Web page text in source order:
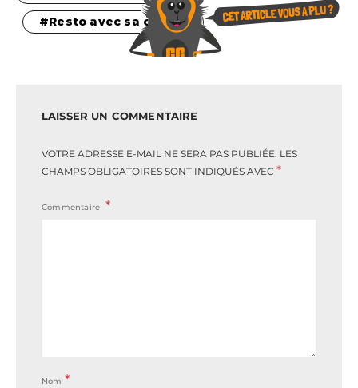
Resto avec sa copine
LAISSER UN COMMENTAIRE
VOTRE ADRESSE E-MAIL NE SERA PAS PUBLIÉE. LES
CHAMPS OBLIGATOIRES SONT INDIQUÉS AVEC *
Commentaire
Nom *